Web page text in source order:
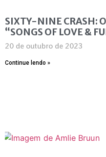
SIXTY-NINE CRASH:
“SONGS OF LOVE &
20 de outubro de 2023
Continue lendo »